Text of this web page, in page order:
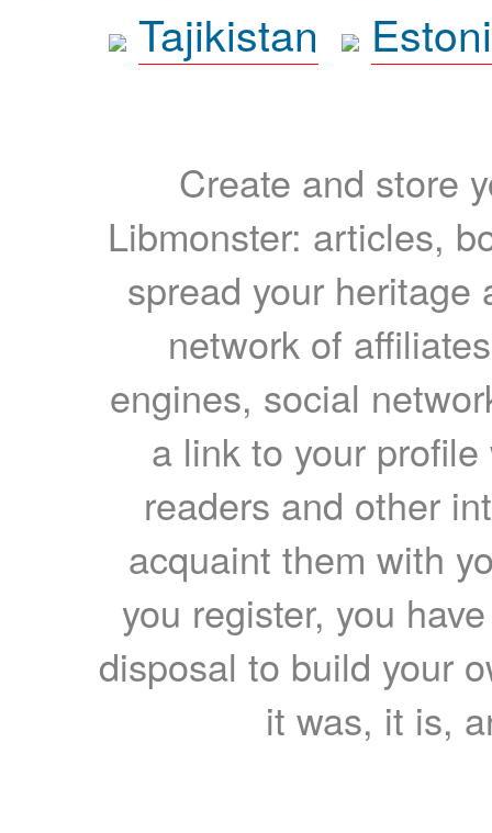
Tajikistan
Create and store
Libmonster: articles,
spread your heritage
network of
engines, social
a link to your
readers and other
acquaint them with
you register, you
disposal to build your
it was, it is,